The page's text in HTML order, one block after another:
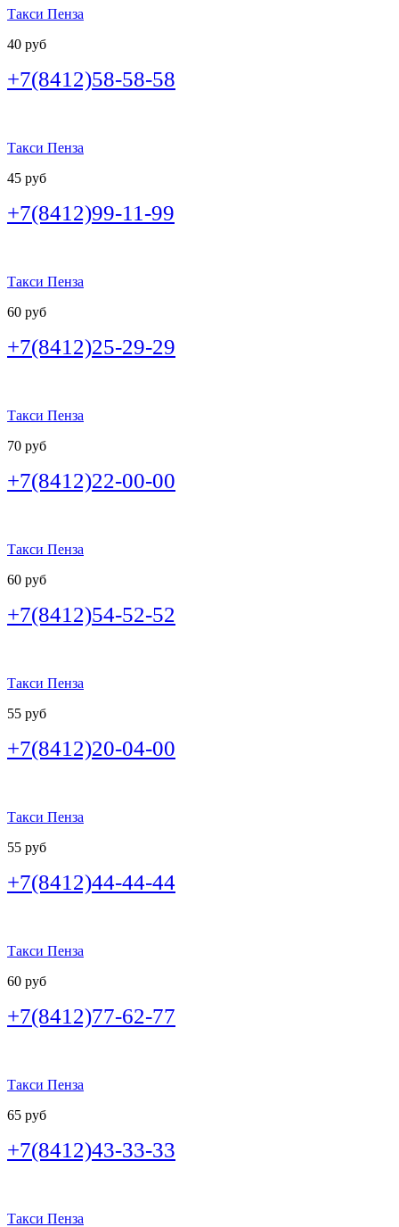
Такси Пенза
40 руб
+7(8412)58-58-58
Такси Пенза
45 руб
+7(8412)99-11-99
Такси Пенза
60 руб
+7(8412)25-29-29
Такси Пенза
70 руб
+7(8412)22-00-00
Такси Пенза
60 руб
+7(8412)54-52-52
Такси Пенза
55 руб
+7(8412)20-04-00
Такси Пенза
55 руб
+7(8412)44-44-44
Такси Пенза
60 руб
+7(8412)77-62-77
Такси Пенза
65 руб
+7(8412)43-33-33
Такси Пенза